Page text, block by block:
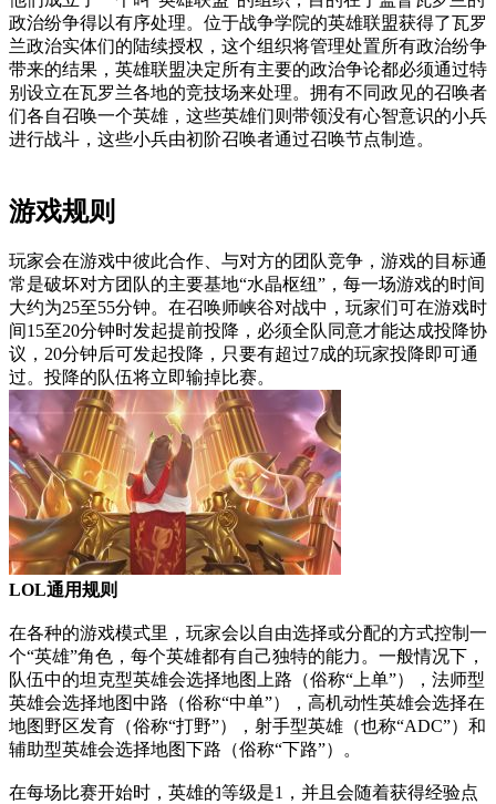
政治纷争得以有序处理。位于战争学院的英雄联盟获得了瓦罗
兰政治实体们的陆续授权，这个组织将管理处置所有政治纷争
带来的结果，英雄联盟决定所有主要的政治争论都必须通过特
别设立在瓦罗兰各地的竞技场来处理。拥有不同政见的召唤者
们各自召唤一个英雄，这些英雄们则带领没有心智意识的小兵
进行战斗，这些小兵由初阶召唤者通过召唤节点制造。
游戏规则
玩家会在游戏中彼此合作、与对方的团队竞争，游戏的目标通
常是破坏对方团队的主要基地“水晶枢纽”，每一场游戏的时间
大约为25至55分钟。在召唤师峡谷对战中，玩家们可在游戏时
间15至20分钟时发起提前投降，必须全队同意才能达成投降协
议，20分钟后可发起投降，只要有超过7成的玩家投降即可通
过。投降的队伍将立即输掉比赛。
LOL通用规则
在各种的游戏模式里，玩家会以自由选择或分配的方式控制一
个“英雄”角色，每个英雄都有自己独特的能力。一般情况下，
队伍中的坦克型英雄会选择地图上路（俗称“上单”），法师型
英雄会选择地图中路（俗称“中单”），高机动性英雄会选择在
地图野区发育（俗称“打野”），射手型英雄（也称“ADC”）和
辅助型英雄会选择地图下路（俗称“下路”）。
在每场比赛开始时，英雄的等级是1，并且会随着获得经验点